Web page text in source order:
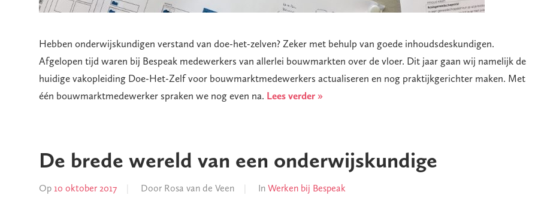
Hebben onderwijskundigen verstand van doe-het-zelven? Zeker met behulp van goede inhoudsdeskundigen.
Afgelopen tijd waren bij Bespeak medewerkers van allerlei bouwmarkten over de vloer. Dit jaar gaan wij namelijk de
huidige vakopleiding Doe-Het-Zelf voor bouwmarktmedewerkers actualiseren en nog praktijkgerichter maken. Met
één bouwmarktmedewerker spraken we nog even na. Lees verder »
De brede wereld van een onderwijskundige
Op 10 oktober 2017 Door Rosa van de Veen In Werken bij Bespeak